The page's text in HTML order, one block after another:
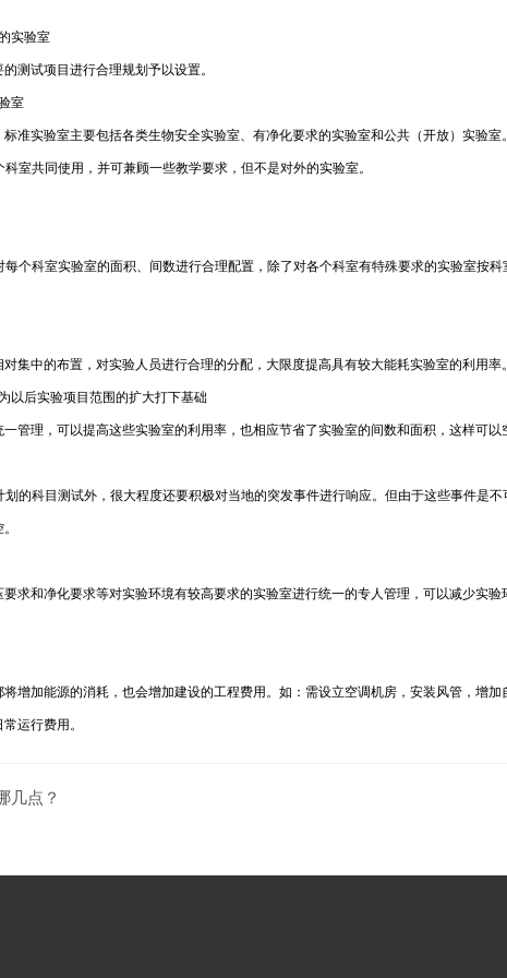
实验室
测试项目进行合理规划予以设置。
室
准实验室主要包括各类生物安全实验室、有净化要求的实验室和公共（开放）实验
室共同使用，并可兼顾一些教学要求，但不是对外的实验室。
个科室实验室的面积、间数进行合理配置，除了对各个科室有特殊要求的实验室
集中的布置，对实验人员进行合理的分配，大限度提高具有较大能耗实验室的利用
以后实验项目范围的扩大打下基础
管理，可以提高这些实验室的利用率，也相应节省了实验室的间数和面积，这样可
的科目测试外，很大程度还要积极对当地的突发事件进行响应。但由于这些事件是
求和净化要求等对实验环境有较高要求的实验室进行统一的专人管理，可以减少实
增加能源的消耗，也会增加建设的工程费用。如：需设立空调机房，安装风管，增
运行费用。
几点？